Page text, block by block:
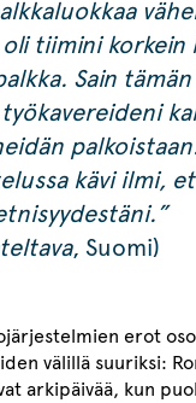
tiimini korkein
Sain
kävi ilmi,
, Suomi)
erot
välillä suuriksi:
arkipäivää, kun